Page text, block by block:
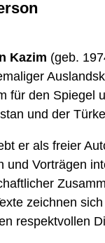
Kazim (geb.
für den Spiegel
und der
er als freier
und Vorträgen
zeichnen
respektvollen